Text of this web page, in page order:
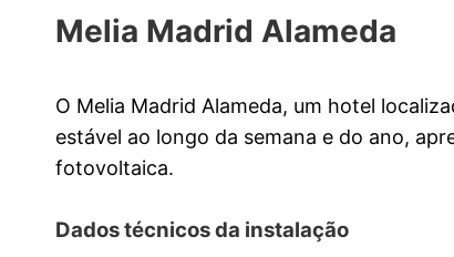
Melia Madrid Alameda
O Melia Madrid Alameda, um hotel
estável ao longo da semana e do ano,
fotovoltaica.
Dados técnicos da instalação